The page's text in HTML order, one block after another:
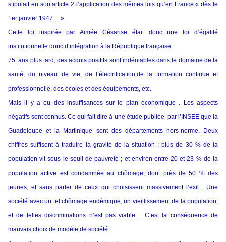
stipulait en son article 2 l’application des mêmes lois qu’en France « dès le
1er janvier 1947… ».
Cette loi inspirée par Aimée Césarise était donc une loi d’égalité
institutionnelle donc d’intégration à la République française.
75 ans plus tard, des acquis positifs sont indéniables dans le domaine de la
santé, du niveau de vie, de l’électrification,de la formation continue et
professionnelle, des écoles et des équipements, etc.
Mais il y a eu des insuffisances sur le plan économique . Les aspects
négatifs sont connus. Ce qui fait dire à une étude publiée par l’INSEE que la
Guadeloupe et la Martinique sont des départements hors-norme. Deux
chiffres suffisent à traduire la gravité de la situation : plus de 30 % de la
population vit sous le seuil de pauvreté ; et environ entre 20 et 23 % de la
population active est condamnée au chômage, dont près de 50 % des
jeunes, et sans parler de ceux qui choisissent massivement l’exil . Une
société avec un tel chômage endémique, un vieillissement de la population,
et de telles discriminations n’est pas viable… C’est la conséquence de
mauvais choix de modèle de société.